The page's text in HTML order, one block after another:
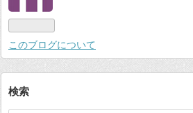
このブログについて
検索